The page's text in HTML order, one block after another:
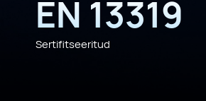
EN 13319
Sertifitseeritud